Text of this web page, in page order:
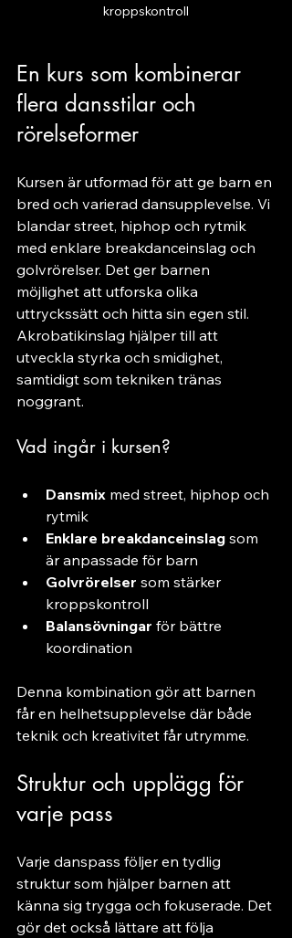
kroppskontroll
En kurs som kombinerar
flera dansstilar och
rörelseformer
Kursen är utformad för att ge barn en
bred och varierad dansupplevelse. Vi
blandar street, hiphop och rytmik
med enklare breakdanceinslag och
golvrörelser. Det ger barnen
möjlighet att utforska olika
uttryckssätt och hitta sin egen stil.
Akrobatikinslag hjälper till att
utveckla styrka och smidighet,
samtidigt som tekniken tränas
noggrant.
Vad ingår i kursen?
Dansmix med street, hiphop och
rytmik
Enklare breakdanceinslag som
är anpassade för barn
Golvrörelser som stärker
kroppskontroll
Balansövningar för bättre
koordination
Denna kombination gör att barnen
får en helhetsupplevelse där både
teknik och kreativitet får utrymme.
Struktur och upplägg för
varje pass
Varje danspass följer en tydlig
struktur som hjälper barnen att
känna sig trygga och fokuserade. Det
gör det också lättare att följa